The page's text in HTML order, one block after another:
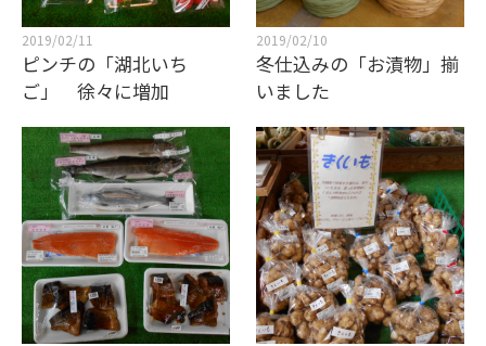
2019/02/11
ピンチの「湖北いち
ご」 徐々に増加
2019/02/10
冬仕込みの「お漬物」揃
いました